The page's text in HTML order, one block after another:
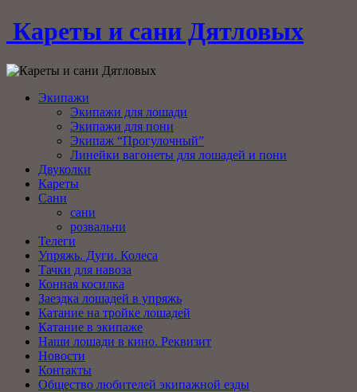
Кареты и сани Дятловых
Экипажи
Экипажи для лошади
Экипажи для пони
Экипаж “Прогулочный”
Линейки вагонеты для лошадей и пони
Двуколки
Кареты
Сани
сани
розвальни
Телеги
Упряжь. Дуги. Колеса
Тачки для навоза
Конная косилка
Заездка лошадей в упряжь
Катание на тройке лошадей
Катание в экипаже
Наши лошади в кино. Реквизит
Новости
Контакты
Общество любителей экипажной езды